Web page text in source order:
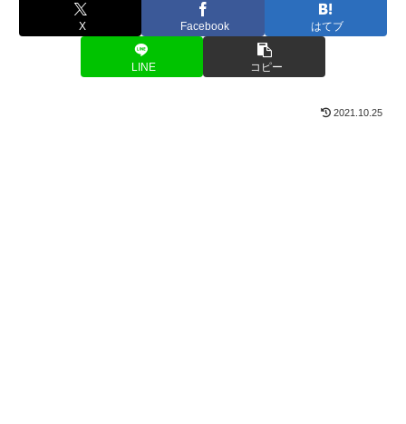
X Facebook はてブ
LINE コピー
2021.10.25